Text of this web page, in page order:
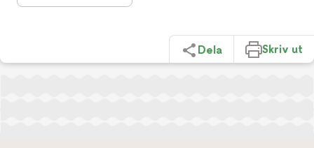
Dela Skriv ut